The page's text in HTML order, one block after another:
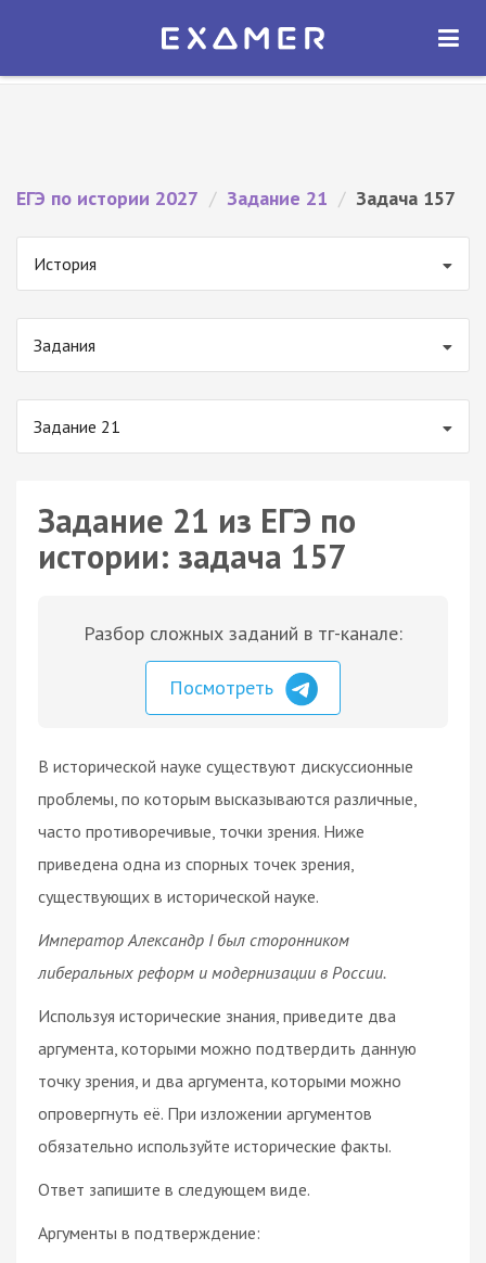
Экзамер — ЕГЭ 2027
ОТКРЫТЬ
ЕГЭ по истории 2027 / Задание 21 / Задача 157
История
Задания
Задание 21
Задание 21 из ЕГЭ по
истории: задача 157
Разбор сложных заданий в тг-канале:
Посмотреть
В исторической науке существуют дискуссионные
проблемы, по которым высказываются различные,
часто противоречивые, точки зрения. Ниже
приведена одна из спорных точек зрения,
существующих в исторической науке.
Император Александр I был сторонником
либеральных реформ и модернизации в России.
Используя исторические знания, приведите два
аргумента, которыми можно подтвердить данную
точку зрения, и два аргумента, которыми можно
опровергнуть её. При изложении аргументов
обязательно используйте исторические факты.
Ответ запишите в следующем виде.
Аргументы в подтверждение: